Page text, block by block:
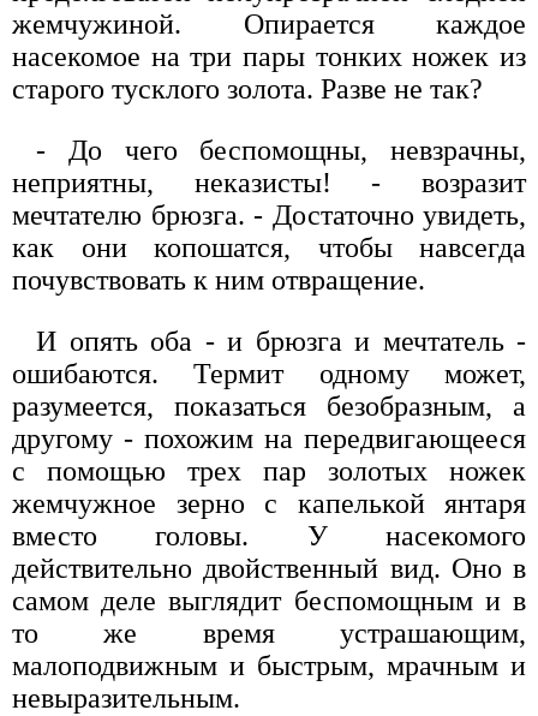
жемчужиной. Опирается каждое
насекомое на три пары тонких ножек из
старого тусклого золота. Разве не так?
- До чего беспомощны, невзрачны,
неприятны, неказисты! - возразит
мечтателю брюзга. - Достаточно увидеть,
как они копошатся, чтобы навсегда
почувствовать к ним отвращение.
И опять оба - и брюзга и мечтатель -
ошибаются. Термит одному может,
разумеется, показаться безобразным, а
другому - похожим на передвигающееся
с помощью трех пар золотых ножек
жемчужное зерно с капелькой янтаря
вместо головы. У насекомого
действительно двойственный вид. Оно в
самом деле выглядит беспомощным и в
то же время устрашающим,
малоподвижным и быстрым, мрачным и
невыразительным.